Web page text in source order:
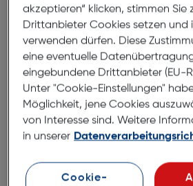
Brillenbreite:145mm
Steg:16mm
Glasbreite:
57mm
Bügellänge:150mm
(individuell ausrichtbar)
145mm
akzeptieren“ klicken, stimmen Sie
Drittanbieter Cookies setzen und
verwenden dürfen. Diese
eine eventuelle
eingebundene Drittanbieter (EU-
Unter "Cookie-Einstellungen"
Möglichkeit, jene Cookies
von Interesse sind. Weitere
in unserer
Cookie-